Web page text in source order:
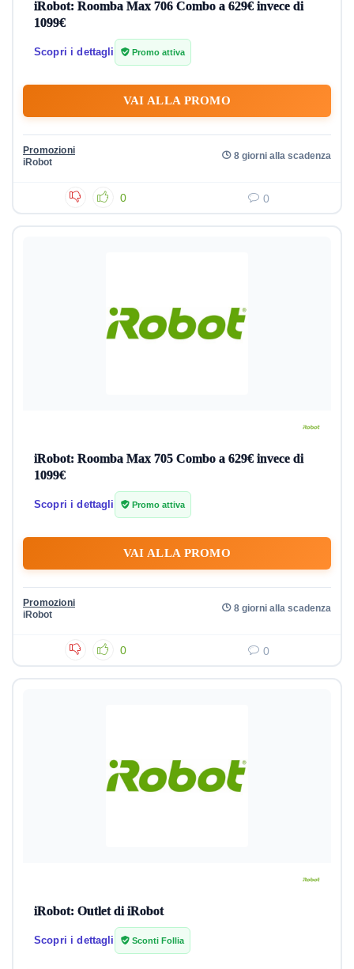
iRobot: Roomba Max 706 Combo a 629€ invece di
1099€
Scopri i dettagli Promo attiva
VAI ALLA PROMO
Promozioni
iRobot
8 giorni alla scadenza
0 0
iRobot: Roomba Max 705 Combo a 629€ invece di
1099€
Scopri i dettagli Promo attiva
VAI ALLA PROMO
Promozioni
iRobot
8 giorni alla scadenza
0 0
iRobot: Outlet di iRobot
Scopri i dettagli Sconti Follia